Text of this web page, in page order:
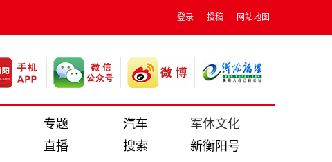
登录 投稿 网站地图
专题 汽车
军休文化
直播 搜索 新衡阳号